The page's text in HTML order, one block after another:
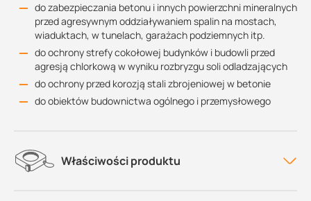
do zabezpieczania betonu i innych powierzchni mineralnych
przed agresywnym oddziaływaniem spalin na mostach,
wiaduktach, w tunelach, garażach podziemnych itp.
do ochrony strefy cokołowej budynków i budowli przed
agresją chlorkową w wyniku rozbryzgu soli odladzających
do ochrony przed korozją stali zbrojeniowej w betonie
do obiektów budownictwa ogólnego i przemysłowego
Właściwości produktu